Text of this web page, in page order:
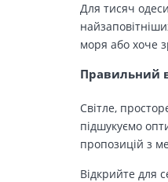
Для тисяч
моря або хоче
Правильний
Світле,
підшукуємо
пропозицій з
Відкрийте для